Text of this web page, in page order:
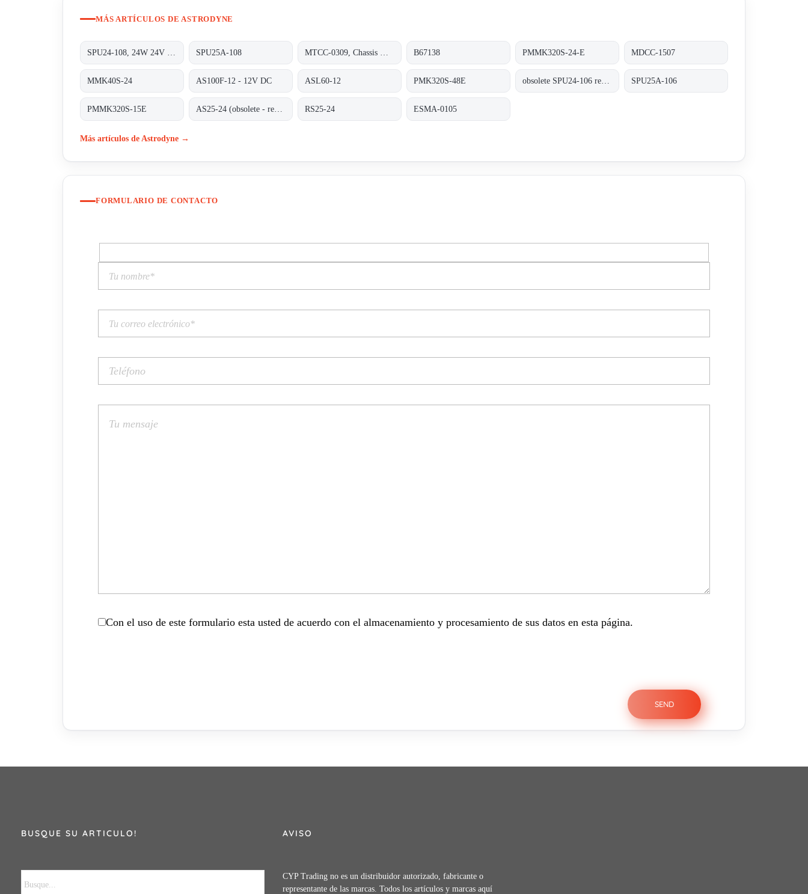
MÁS ARTÍCULOS DE ASTRODYNE
SPU25A-108 B67138 PMMK320S-24-E MDCC-1507
MMK40S-24 AS100F-12 - 12V DC ASL60-12 PMK320S-48E SPU25A-106
PMMK320S-15E RS25-24 ESMA-0105
Más artículos de Astrodyne →
FORMULARIO DE CONTACTO
Con el uso de este formulario esta usted de acuerdo con el almacenamiento y procesamiento de sus datos en esta página.
BUSQUE SU ARTICULO! AVISO
CYP Trading no es un distribuidor autorizado, fabricante o
representante de las marcas. Todos los artículos y marcas aquí